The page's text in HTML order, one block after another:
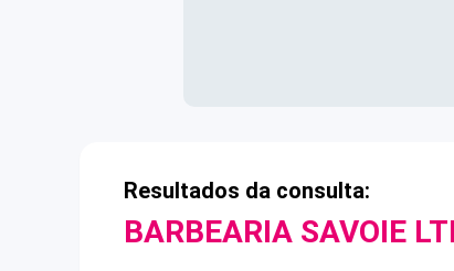
Resultados da consulta:
BARBEARIA SAVOIE